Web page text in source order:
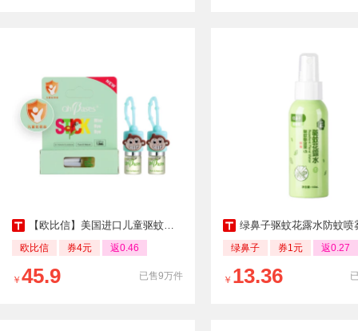
【欧比信】美国进口儿童驱蚊滚珠防蚊虫叮咬
欧比信 券4元 返0.46
已售9万件
￥ 45.9
绿鼻子驱蚊花露水防蚊喷
绿鼻子 券1元 返0.27
￥ 13.36